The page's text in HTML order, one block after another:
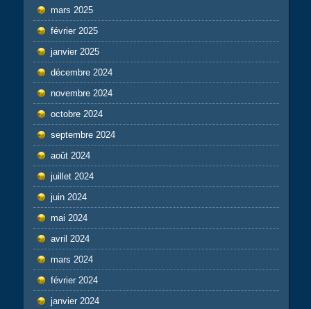
mars 2025
février 2025
janvier 2025
décembre 2024
novembre 2024
octobre 2024
septembre 2024
août 2024
juillet 2024
juin 2024
mai 2024
avril 2024
mars 2024
février 2024
janvier 2024